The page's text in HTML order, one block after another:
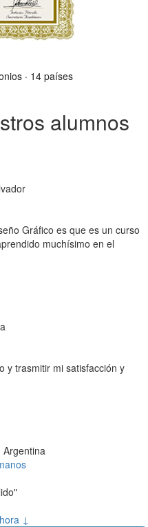
· 14 países
alumnos
Gráfico es que es un curso
muchísimo en el
y trasmitir mi satisfacción y
↓